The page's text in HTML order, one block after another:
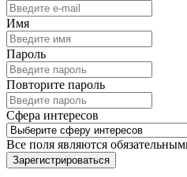
Имя
Пароль
Повторите пароль
Сфера интересов
Все поля являются
Зарегистрироваться